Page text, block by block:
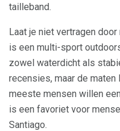
tailleband.
Laat je niet vertragen
is een multi-sport
zowel waterdicht als
recensies, maar de
meeste mensen willen
is een favoriet voor
Santiago.